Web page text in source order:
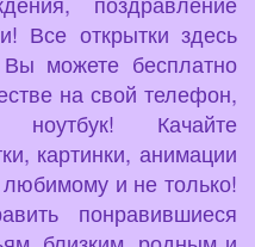
Все открытки здесь
можете бесплатно
на свой телефон,
ноутбук! Качайте
картинки, анимации
и не только!
понравившиеся